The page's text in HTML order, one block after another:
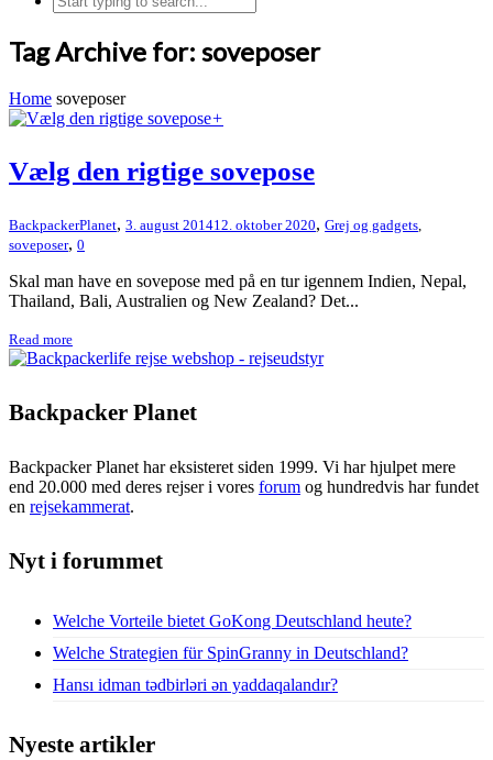
Tag Archive for: soveposer
Home soveposer
+
Vælg den rigtige sovepose
BackpackerPlanet, 3. august 201412. oktober 2020, Grej og gadgets
soveposer, 0
Skal man have en sovepose med på en tur igennem Indien, Nepal,
Thailand, Bali, Australien og New Zealand? Det...
Read more
Backpacker Planet
Backpacker Planet har eksisteret siden 1999. Vi har hjulpet mere
end 20.000 med deres rejser i vores forum og hundredvis har fundet
en rejsekammerat.
Nyt i forummet
Welche Vorteile bietet GoKong Deutschland heute?
Welche Strategien für SpinGranny in Deutschland?
Hansı idman tədbirləri ən yaddaqalandır?
Nyeste artikler